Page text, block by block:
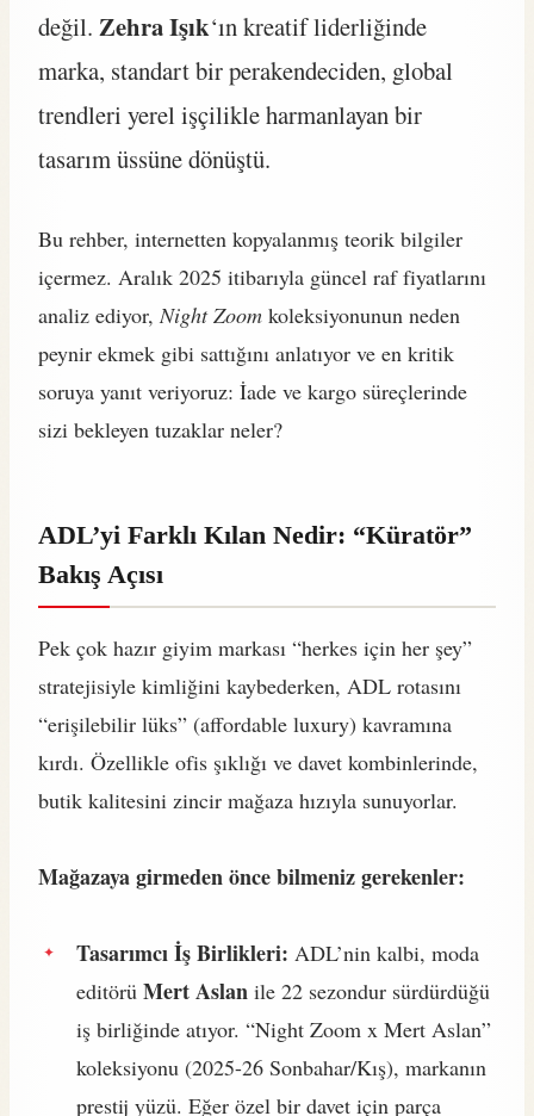
değil. Zehra Işık‘ın kreatif liderliğinde
marka, standart bir perakendeciden, global
trendleri yerel işçilikle harmanlayan bir
tasarım üssüne dönüştü.
Bu rehber, internetten kopyalanmış teorik bilgiler
içermez. Aralık 2025 itibarıyla güncel raf fiyatlarını
analiz ediyor,Night Zoom koleksiyonunun neden
peynir ekmek gibi sattığını anlatıyor ve en kritik
soruya yanıt veriyoruz: İade ve kargo süreçlerinde
sizi bekleyen tuzaklar neler?
ADL’yi Farklı Kılan Nedir: “Küratör”
Bakış Açısı
Pek çok hazır giyim markası “herkes için her şey”
stratejisiyle kimliğini kaybederken, ADL rotasını
“erişilebilir lüks” (affordable luxury) kavramına
kırdı. Özellikle ofis şıklığı ve davet kombinlerinde,
butik kalitesini zincir mağaza hızıyla sunuyorlar.
Mağazaya girmeden önce bilmeniz gerekenler:
Tasarımcı İş Birlikleri: ADL’nin kalbi, moda
editörü Mert Aslan ile 22 sezondur sürdürdüğü
iş birliğinde atıyor. “Night Zoom x Mert Aslan”
koleksiyonu (2025-26 Sonbahar/Kış), markanın
prestij yüzü. Eğer özel bir davet için parça